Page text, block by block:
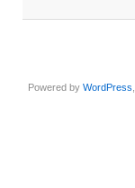
Powered byWordPress